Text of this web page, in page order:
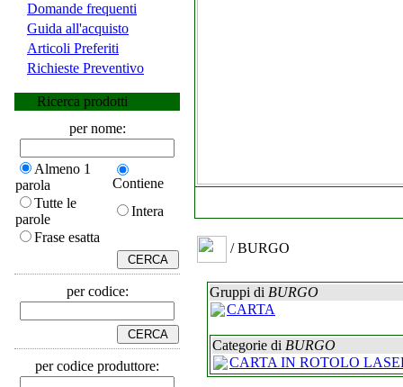
Domande frequenti
Guida all'acquisto
Articoli Preferiti
Richieste Preventivo
Ricerca prodotti
per nome:
Almeno 1
parola
Contiene
Tutte le
parole
Intera
Frase esatta
per codice:
per codice produttore:
/ BURGO
Gruppi di BURGO
CARTA
Categorie di BURGO
CARTA IN ROTOLO